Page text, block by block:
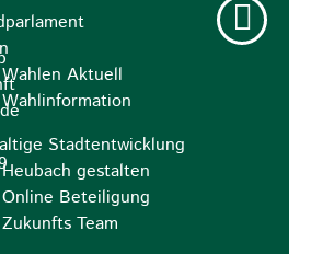
Wahlen Aktuell
Wahlinformation
Stadtentwicklung
Heubach gestalten
Online Beteiligung
Zukunfts Team